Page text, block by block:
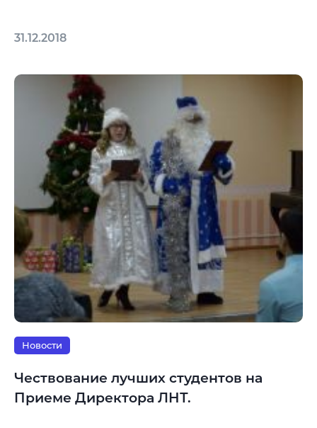
31.12.2018
Новости
Чествование лучших студентов на
Приеме Директора ЛНТ.